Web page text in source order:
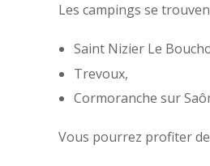
Les campings se
Saint Nizier Le
Trevoux,
Cormoranche sur
Vous pourrez profiter